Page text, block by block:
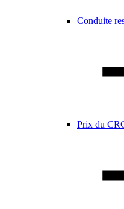
Conduite
Prix du